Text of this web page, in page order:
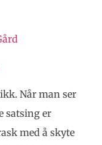
Når man ser
satsing er
med å skyte